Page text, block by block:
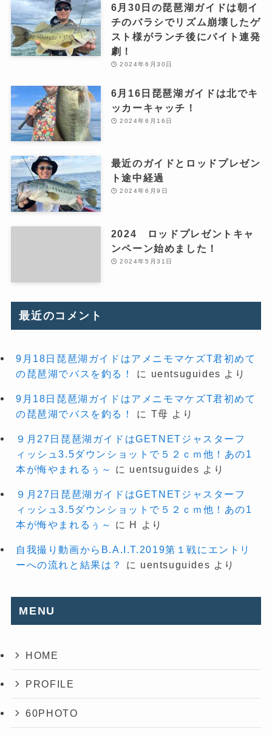
6月30日の琵琶湖ガイドは朝イ
チのバラシでリズム崩壊したゲ
スト様がランチ後にバイト連発
劇！
2024年6月30日
6月16日琵琶湖ガイドは北でキ
ッカーキャッチ！
2024年6月16日
最近のガイドとロッドプレゼン
ト途中経過
2024年6月9日
2024 ロッドプレゼントキャ
ンペーン始めました！
2024年5月31日
最近のコメント
9月18日琵琶湖ガイドはアメニモマケズT君初めて
の琵琶湖でバスを釣る！
に uentsuguides より
9月18日琵琶湖ガイドはアメニモマケズT君初めて
の琵琶湖でバスを釣る！
に T母 より
９月27日琵琶湖ガイドはGETNETジャスターフ
ィッシュ3.5ダウンショットで５２ｃｍ他！あの1
本が悔やまれるぅ～
に uentsuguides より
９月27日琵琶湖ガイドはGETNETジャスターフ
ィッシュ3.5ダウンショットで５２ｃｍ他！あの1
本が悔やまれるぅ～
に H より
自我撮り動画からB.A.I.T.2019第１戦にエントリ
ーへの流れと結果は？
に uentsuguides より
MENU
HOME
PROFILE
60PHOTO